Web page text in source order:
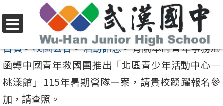
至
要
內
容
選
單
首頁>校園公告>活動訊息>有關本府青年事務局
函轉中國青年救國團推出「北區青少年活動中心—
桃漾館」115年暑期營隊一案，請貴校踴躍報名參
加，請查照。